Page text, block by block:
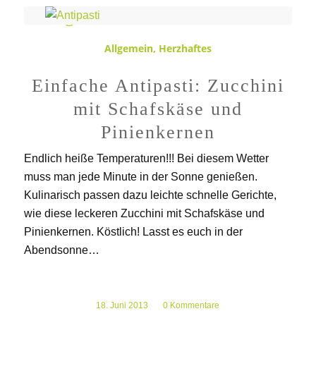
Schlagwortarchiv für:
Allgemein, Herzhaftes
Einfache Antipasti: Zucchini
mit Schafskäse und
Pinienkernen
Endlich heiße Temperaturen!!! Bei diesem Wetter
muss man jede Minute in der Sonne genießen.
Kulinarisch passen dazu leichte schnelle Gerichte,
wie diese leckeren Zucchini mit Schafskäse und
Pinienkernen. Köstlich! Lasst es euch in der
Abendsonne…
18. Juni 2013
/ 0 Kommentare